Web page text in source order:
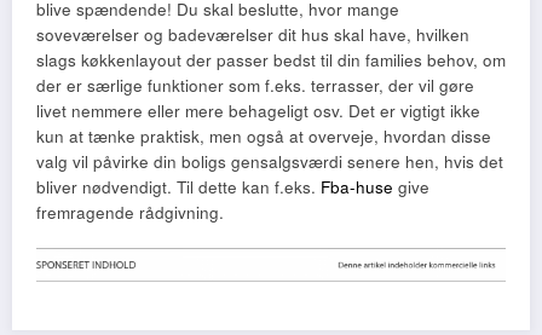
blive spændende! Du skal beslutte, hvor mange
soveværelser og badeværelser dit hus skal have, hvilken
slags køkkenlayout der passer bedst til din families behov, om
der er særlige funktioner som f.eks. terrasser, der vil gøre
livet nemmere eller mere behageligt osv. Det er vigtigt ikke
kun at tænke praktisk, men også at overveje, hvordan disse
valg vil påvirke din boligs gensalgsværdi senere hen, hvis det
bliver nødvendigt. Til dette kan f.eks. Fba-huse give
fremragende rådgivning.